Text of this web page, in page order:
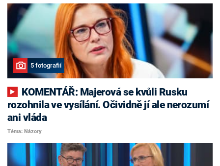
5 fotografií
rozohnila ve vysílání. Očividně jí ale nerozumí
ani vláda
Téma: Názory